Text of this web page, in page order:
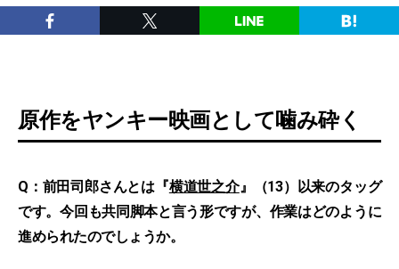
原作をヤンキー映画として噛み砕く
Q：前田司郎さんとは『横道世之介』（13）以来のタッグ
です。今回も共同脚本と言う形ですが、作業はどのように
進められたのでしょうか。